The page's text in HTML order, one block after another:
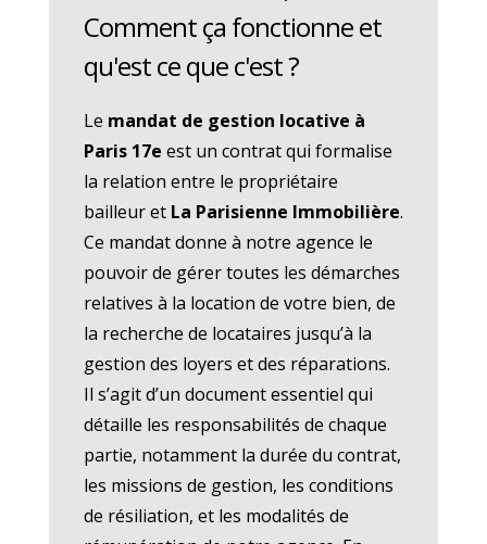
Comment ça fonctionne et
qu'est ce que c'est ?
Le mandat de gestion locative à
Paris 17e est un contrat qui formalise
la relation entre le propriétaire
bailleur et La Parisienne Immobilière.
Ce mandat donne à notre agence le
pouvoir de gérer toutes les démarches
relatives à la location de votre bien, de
la recherche de locataires jusqu’à la
gestion des loyers et des réparations.
Il s’agit d’un document essentiel qui
détaille les responsabilités de chaque
partie, notamment la durée du contrat,
les missions de gestion, les conditions
de résiliation, et les modalités de